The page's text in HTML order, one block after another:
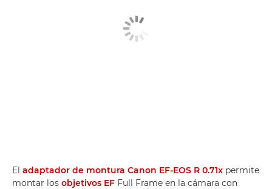
El adaptador de montura Canon EF-EOS R 0.71x permite
montar los objetivos EF Full Frame en la cámara con